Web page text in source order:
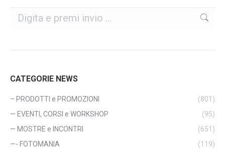
Cerca
CATEGORIE NEWS
– PRODOTTI e PROMOZIONI
(801)
— EVENTI, CORSI e WORKSHOP
(95)
— MOSTRE e INCONTRI
(651)
—- FOTOMANIA
(119)